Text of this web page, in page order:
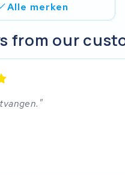
Alle merken
from our